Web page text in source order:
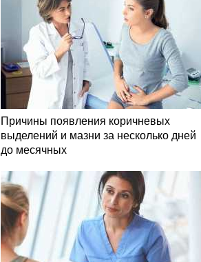
Причины появления коричневых
выделений и мазни за несколько дней
до месячных